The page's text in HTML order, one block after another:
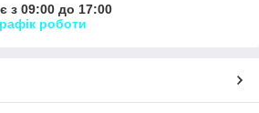
з 09:00 до 17:00
роботи